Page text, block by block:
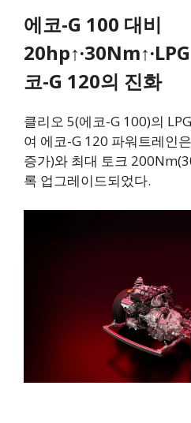
에코-G 100 대비
코-G 120의 진화
클리오 5(에코-G 100)의
여 에코-G 120 파워트레인
증가)와 최대 토크
록 업그레이드되었다.